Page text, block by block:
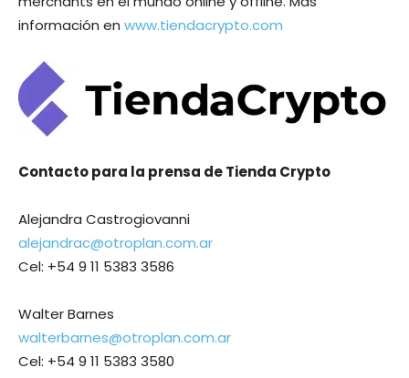
información en www.tiendacrypto.com
Contacto para la prensa de Tienda Crypto
Alejandra Castrogiovanni
alejandrac@otroplan.com.ar
Cel: +54 9 11 5383 3586
Walter Barnes
walterbarnes@otroplan.com.ar
Cel: +54 9 11 5383 3580